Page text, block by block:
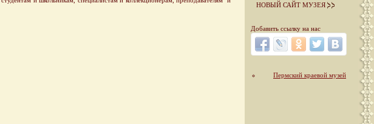
НОВЫЙ САЙТ МУЗЕЯ
Добавить ссылку на нас
Пермский краевой музей